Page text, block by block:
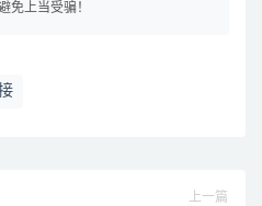
免上当受骗！
上一篇